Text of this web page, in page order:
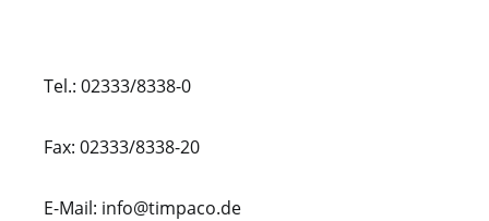
Tel.: 02333/8338-0
Fax: 02333/8338-20
E-Mail: info@timpaco.de